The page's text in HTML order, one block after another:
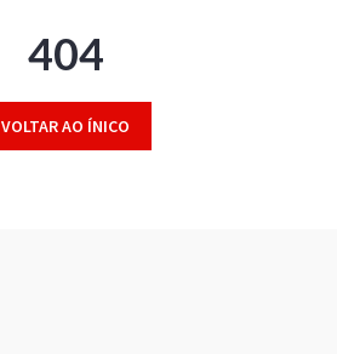
404
VOLTAR AO ÍNICO